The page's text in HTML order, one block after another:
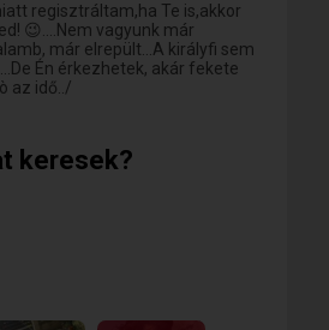
regisztráltam,ha Te is,akkor
😉….Nem vagyunk már
már elrepült…A királyfi sem
Én érkezhetek, akár fekete
az idő../
keresek?